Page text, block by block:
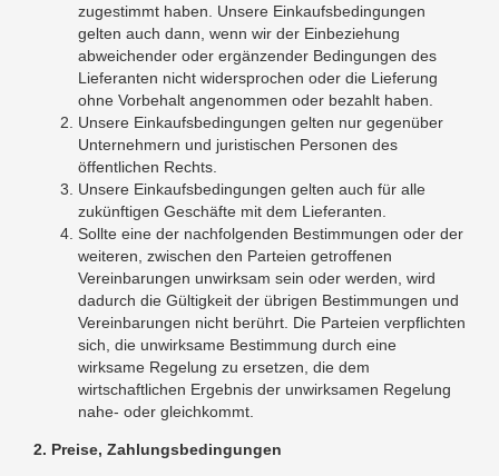
zugestimmt haben. Unsere Einkaufsbedingungen
gelten auch dann, wenn wir der Einbeziehung
abweichender oder ergänzender Bedingungen des
Lieferanten nicht widersprochen oder die Lieferung
ohne Vorbehalt angenommen oder bezahlt haben.
Unsere Einkaufsbedingungen gelten nur gegenüber
Unternehmern und juristischen Personen des
öffentlichen Rechts.
Unsere Einkaufsbedingungen gelten auch für alle
zukünftigen Geschäfte mit dem Lieferanten.
Sollte eine der nachfolgenden Bestimmungen oder der
weiteren, zwischen den Parteien getroffenen
Vereinbarungen unwirksam sein oder werden, wird
dadurch die Gültigkeit der übrigen Bestimmungen und
Vereinbarungen nicht berührt. Die Parteien verpflichten
sich, die unwirksame Bestimmung durch eine
wirksame Regelung zu ersetzen, die dem
wirtschaftlichen Ergebnis der unwirksamen Regelung
nahe- oder gleichkommt.
2. Preise, Zahlungsbedingungen